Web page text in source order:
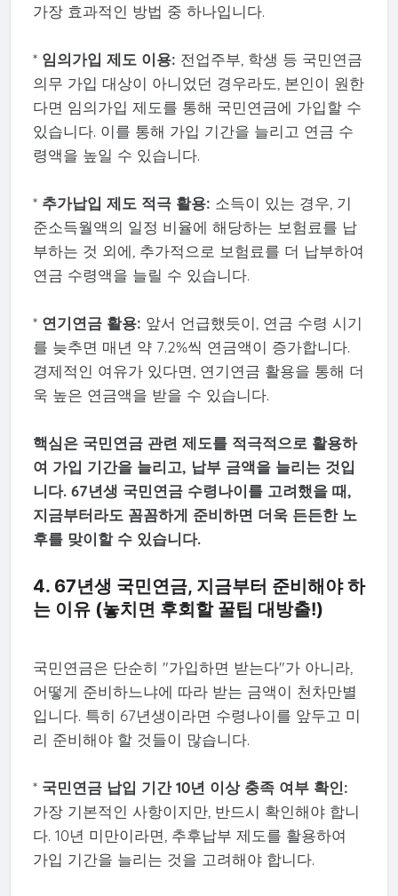
가장 효과적인 방법 중 하나입니다.
* 임의가입 제도 이용: 전업주부, 학생 등 국민연금
의무 가입 대상이 아니었던 경우라도, 본인이 원한
다면 임의가입 제도를 통해 국민연금에 가입할 수
있습니다. 이를 통해 가입 기간을 늘리고 연금 수
령액을 높일 수 있습니다.
* 추가납입 제도 적극 활용: 소득이 있는 경우, 기
준소득월액의 일정 비율에 해당하는 보험료를 납
부하는 것 외에, 추가적으로 보험료를 더 납부하여
연금 수령액을 늘릴 수 있습니다.
* 연기연금 활용: 앞서 언급했듯이, 연금 수령 시기
를 늦추면 매년 약 7.2%씩 연금액이 증가합니다.
경제적인 여유가 있다면, 연기연금 활용을 통해 더
욱 높은 연금액을 받을 수 있습니다.
핵심은 국민연금 관련 제도를 적극적으로 활용하
여 가입 기간을 늘리고, 납부 금액을 늘리는 것입
니다. 67년생 국민연금 수령나이를 고려했을 때,
지금부터라도 꼼꼼하게 준비하면 더욱 든든한 노
후를 맞이할 수 있습니다.
4. 67년생 국민연금, 지금부터 준비해야 하
는 이유 (놓치면 후회할 꿀팁 대방출!)
국민연금은 단순히 "가입하면 받는다"가 아니라,
어떻게 준비하느냐에 따라 받는 금액이 천차만별
입니다. 특히 67년생이라면 수령나이를 앞두고 미
리 준비해야 할 것들이 많습니다.
* 국민연금 납입 기간 10년 이상 충족 여부 확인:
가장 기본적인 사항이지만, 반드시 확인해야 합니
다. 10년 미만이라면, 추후납부 제도를 활용하여
가입 기간을 늘리는 것을 고려해야 합니다.